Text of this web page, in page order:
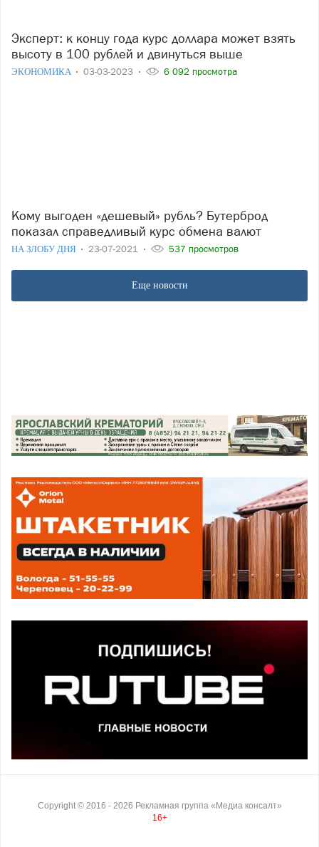
Эксперт: к концу года курс доллара может взять
высоту в 100 рублей и двинуться выше
ЭКОНОМИКА 03-03-2023 6 092 просмотра
Кому выгоден «дешевый» рубль? Бутерброд
показал справедливый курс обмена валют
НА ЗЛОБУ ДНЯ 23-07-2021 537 просмотров
Еще новости
Copyright © 2016 - 2026 Рекламная группа «Медиа консалт»
16+